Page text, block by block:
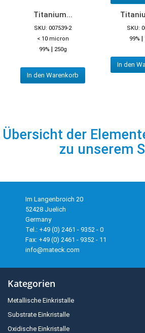
Titanium...
SKU: 007539-2
< 10 micron
99% | 250g
In den Warenkorb
SKU:
99% |
In den
Übersicht der
zu unserem
Im Langenbroich 20
52428 Juelich
Germany
Tel.: +49 (0) 2461 - 9352 - 0
Fax: +49 (0) 2461 - 9352 - 11
info@mateck.com
Kategorien
Metallische Einkristalle
Substrate Einkristalle
Oxidische Einkristalle